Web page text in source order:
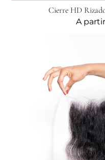
Cierre HD
Precio
A